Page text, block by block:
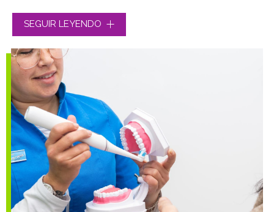
Formamos un equipo multidisciplinar de odontólogas
que ofrecemos unservicio integral
de la salud bucodental de todos nuestros pacientes,
independientemente de su edad y del tipo de dolencia
que presente. Garantizamos un trabajo odontológico
basado en tres pilares fundamentales:
honradez y calidad. ¡Llámanos
SEGUIR LEYENDO